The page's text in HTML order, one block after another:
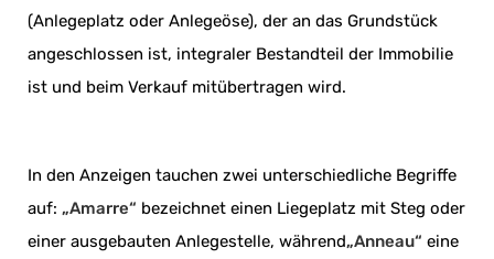
(Anlegeplatz oder Anlegeöse), der an das Grundstück
angeschlossen ist, integraler Bestandteil der Immobilie
ist und beim Verkauf mitübertragen wird.
In den Anzeigen tauchen zwei unterschiedliche Begriffe
auf: „Amarre“ bezeichnet einen Liegeplatz mit Steg oder
einer ausgebauten Anlegestelle, während„Anneau“ eine